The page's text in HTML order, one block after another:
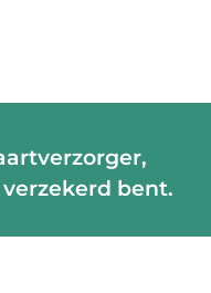
bent.